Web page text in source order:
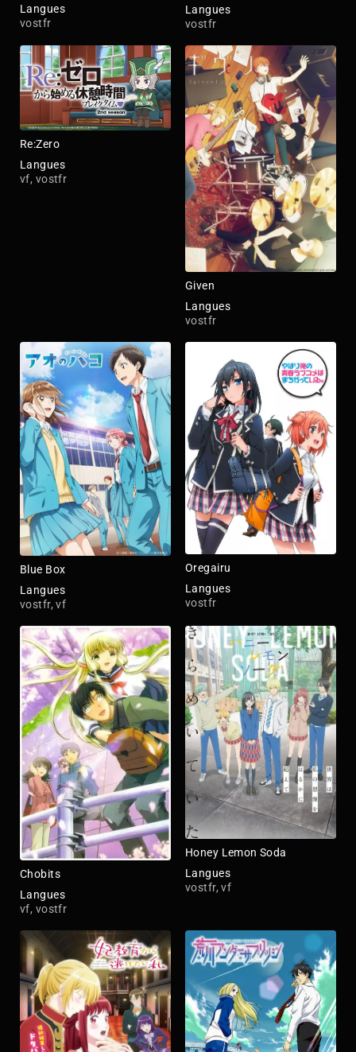
Langues
vostfr
Langues
vostfr
Re:Zero
Langues
vf, vostfr
Given
Langues
vostfr
Blue Box
Langues
vostfr, vf
Oregairu
Langues
vostfr
Chobits
Langues
vf, vostfr
Honey Lemon Soda
Langues
vostfr, vf